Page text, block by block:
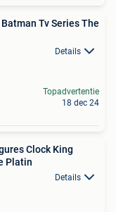
Details
Topadvertentie
18 dec 24
Clock King
Platin
Details